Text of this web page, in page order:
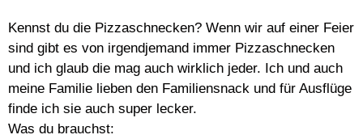
Kennst du die Pizzaschnecken? Wenn wir auf einer Feier
sind gibt es von irgendjemand immer Pizzaschnecken
und ich glaub die mag auch wirklich jeder. Ich und auch
meine Familie lieben den Familiensnack und für Ausflüge
finde ich sie auch super lecker.
Was du brauchst: